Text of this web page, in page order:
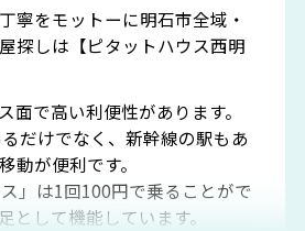
寧をモットーに明石市全域・
探しは【ピタットハウス西明
面で高い利便性があります。
だけでなく、新幹線の駅もあ
動が便利です。
」は1回100円で乗ることがで
として機能しています。